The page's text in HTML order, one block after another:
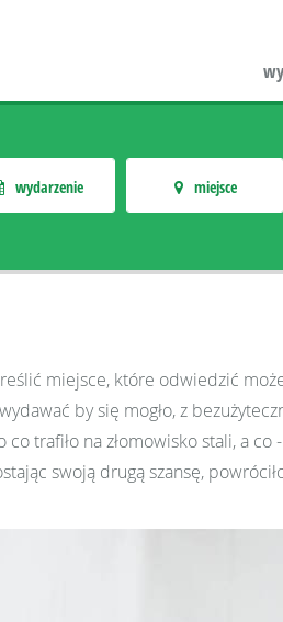
wydarzenie miejsce
miejsce, które odwiedzić
by się mogło, z
co trafiło na złomowisko stali, a
swoją drugą szansę,